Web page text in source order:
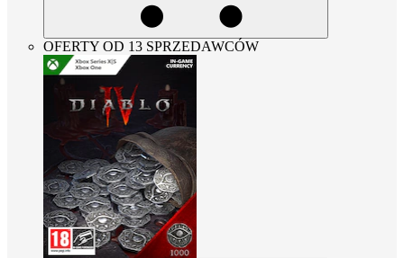
OFERTY OD 13 SPRZEDAWCÓW